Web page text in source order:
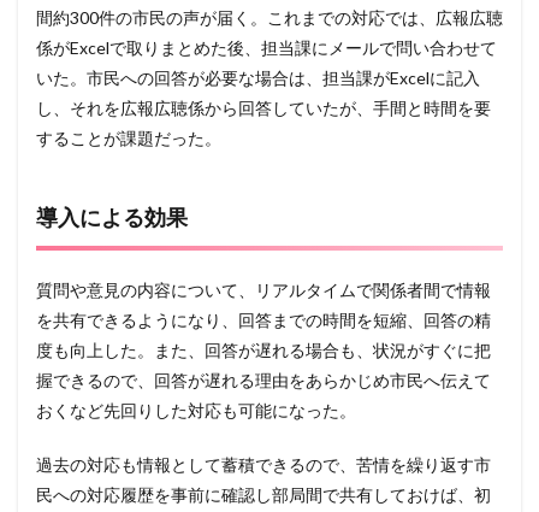
間約300件の市民の声が届く。これまでの対応では、広報広聴
係がExcelで取りまとめた後、担当課にメールで問い合わせて
いた。市民への回答が必要な場合は、担当課がExcelに記入
し、それを広報広聴係から回答していたが、手間と時間を要
することが課題だった。
導入による効果
質問や意見の内容について、リアルタイムで関係者間で情報
を共有できるようになり、回答までの時間を短縮、回答の精
度も向上した。また、回答が遅れる場合も、状況がすぐに把
握できるので、回答が遅れる理由をあらかじめ市民へ伝えて
おくなど先回りした対応も可能になった。
過去の対応も情報として蓄積できるので、苦情を繰り返す市
民への対応履歴を事前に確認し部局間で共有しておけば、初